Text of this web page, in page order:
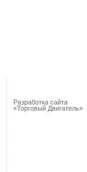
Разработка сайта
«Торговый Двигатель»